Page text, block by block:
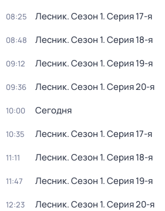
08:25 Лесник. Сезон 1. Серия 17-я
08:48 Лесник. Сезон 1. Серия 18-я
09:12 Лесник. Сезон 1. Серия 19-я
09:36 Лесник. Сезон 1. Серия 20-я
10:00 Сегодня
10:35 Лесник. Сезон 1. Серия 17-я
11:11 Лесник. Сезон 1. Серия 18-я
11:47 Лесник. Сезон 1. Серия 19-я
12:23 Лесник. Сезон 1. Серия 20-я